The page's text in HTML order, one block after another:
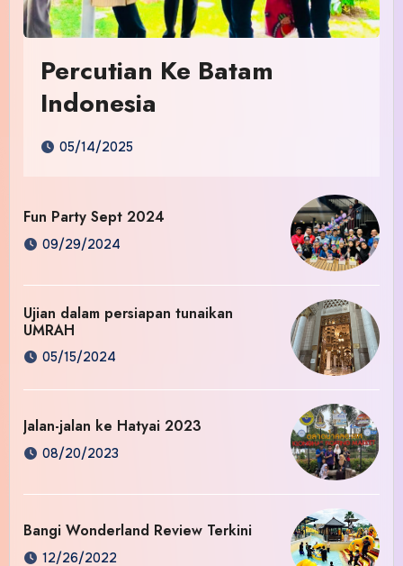
Percutian Ke Batam
Indonesia
05/14/2025
Fun Party Sept 2024
09/29/2024
Ujian dalam persiapan tunaikan
UMRAH
05/15/2024
Jalan-jalan ke Hatyai 2023
08/20/2023
Bangi Wonderland Review Terkini
12/26/2022